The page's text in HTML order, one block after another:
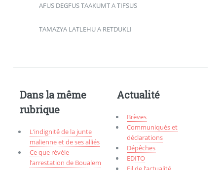
AFUS DEGFUS TAAKUMT A TIFSUS
TAMAZYA LATLEHU A RETDUKLI
Dans la même
rubrique
L’indignité́ de la junte
malienne et de ses alliés
Ce que révèle
l’arrestation de Boualem
Actualité
Brèves
Communiqués et
déclarations
Dépêches
EDITO